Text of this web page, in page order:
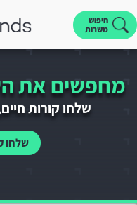
חיפוש
משרות
מחפשים את
שלחו קורות
שלחו